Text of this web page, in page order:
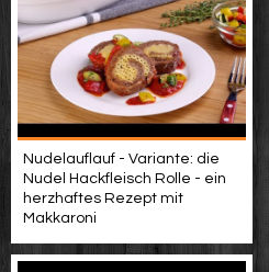
Nudelauflauf - Variante: die
Nudel Hackfleisch Rolle - ein
herzhaftes Rezept mit
Makkaroni